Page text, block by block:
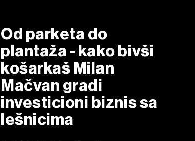
Od parketa do
plantaža - kako bivši
košarkaš Milan
Mačvan gradi
investicioni biznis sa
lešnicima